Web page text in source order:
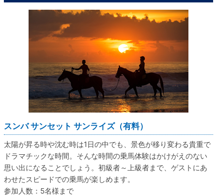
スンバ サンセット サンライズ（有料）
太陽が昇る時や沈む時は1日の中でも、景色が移り変わる貴重で
ドラマチックな時間。そんな時間の乗馬体験はかけがえのない
思い出になることでしょう。初級者～上級者まで、ゲストにあ
わせたスピードでの乗馬が楽しめます。
参加人数：5名様まで